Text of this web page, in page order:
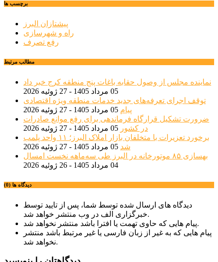
برچسب ها
پیشتازان البرز
راه و شهرسازی
رفع تصرف
مطالب مرتبط
نماینده مجلس از وصول حقابه باغات پنج منطقه کرج خبر داد
05 مرداد 1405 - 27 ژوئیه 2026
توقف اجرای تعرفه‌های جدید خدمات منطقه ویژه اقتصادی
پیام 05 مرداد 1405 - 27 ژوئیه 2026
ضرورت تشکیل قرارگاه فرماندهی برای رفع موانع صادرات
در کشور 05 مرداد 1405 - 27 ژوئیه 2026
برخورد تعزیرات با متخلفان بازار املاک البرز؛ ۱۱ واحد پلمب
شد 05 مرداد 1405 - 27 ژوئیه 2026
بهسازی ۸۵ موتورخانه در البرز طی سه‌ماهه نخست امسال
04 مرداد 1405 - 26 ژوئیه 2026
دیدگاه ها (0)
دیدگاه های ارسال شده توسط شما، پس از تایید توسط
خبرگزاری الف در وب منتشر خواهد شد.
پیام هایی که حاوی تهمت یا افترا باشد منتشر نخواهد شد.
پیام هایی که به غیر از زبان فارسی یا غیر مرتبط باشد منتشر
نخواهد شد.